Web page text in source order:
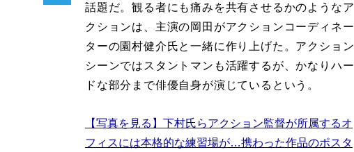
話題だ。観る者にも痛みを共有させるかのようなア
クションは、主演の岡田がアクションコーディネー
ターの園村健介氏と一緒に作り上げた。アクション
シーンではスタントマンも活躍するが、かなりハー
ドな部分まで俳優自身が演じているという。
【写真を見る】下村氏らアクション監督が所属するオ
フィスには本格的な練習場が…携わった作品のポスタ